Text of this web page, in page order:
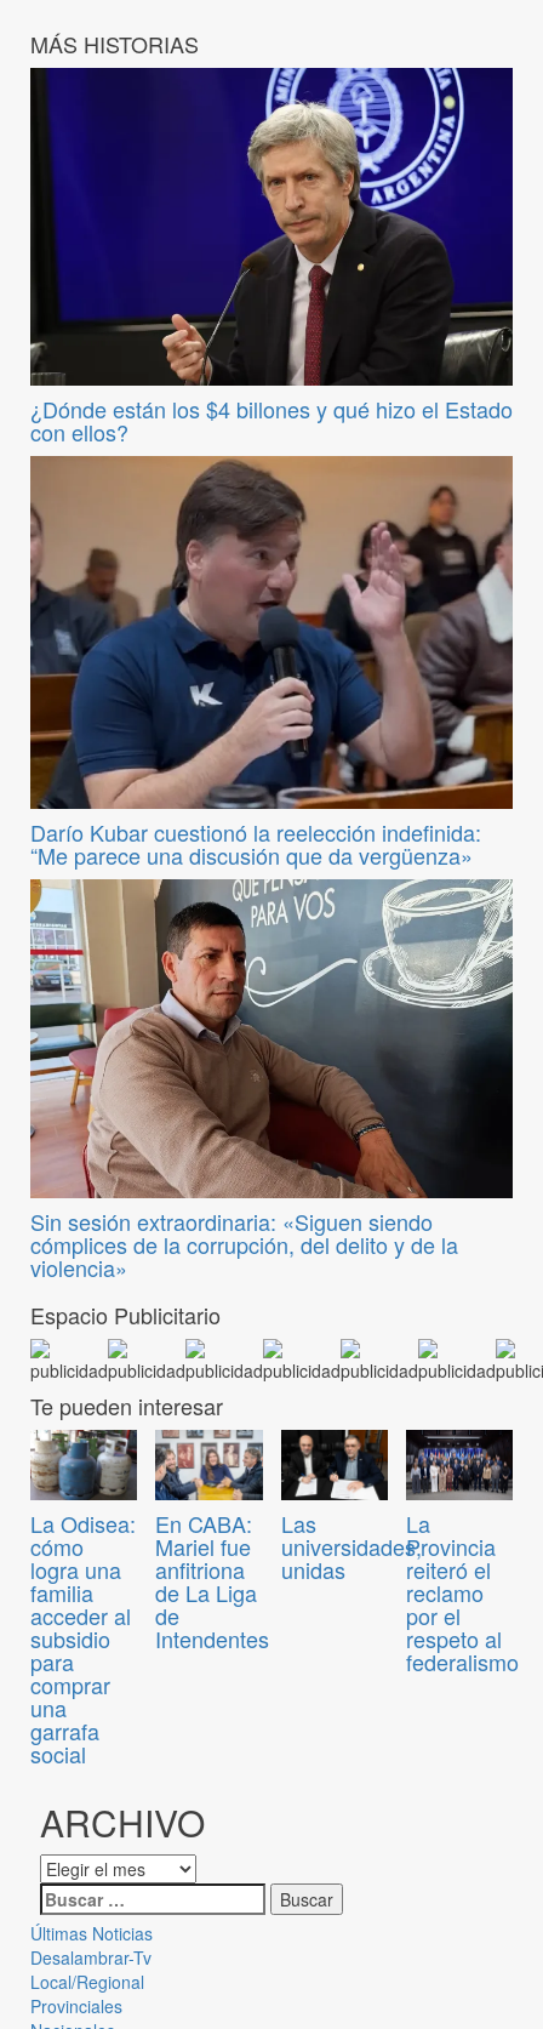
MÁS HISTORIAS
¿Dónde están los $4 billones y qué hizo el Estado
con ellos?
Darío Kubar cuestionó la reelección indefinida:
“Me parece una discusión que da vergüenza»
Sin sesión extraordinaria: «Siguen siendo
cómplices de la corrupción, del delito y de la
violencia»
Espacio Publicitario
Te pueden interesar
La Odisea:
cómo
logra una
familia
acceder al
subsidio
para
comprar
una
garrafa
social
En CABA:
Mariel fue
anfitriona
de La Liga
de
Intendentes
Las
universidades,
unidas
La
Provincia
reiteró el
reclamo
por el
respeto al
federalismo
ARCHIVO
Últimas Noticias
Desalambrar-Tv
Local/Regional
Provinciales